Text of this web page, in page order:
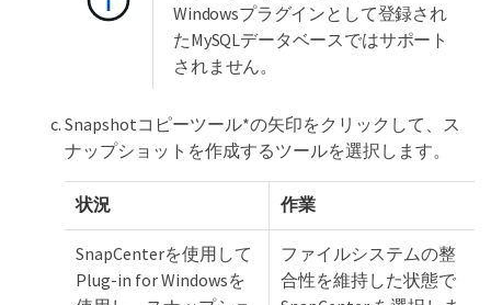
Windowsプラグインとして登録され
たMySQLデータベースではサポート
されません。
Snapshotコピーツール*の矢印をクリックして、ス
ナップショットを作成するツールを選択します。
状況 作業
SnapCenterを使用して
Plug-in for Windowsを
ファイルシステムの整
合性を維持した状態で